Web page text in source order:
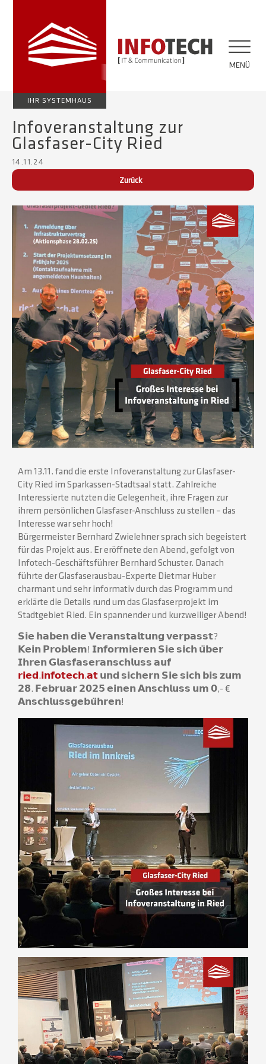
IHR SYSTEMHAUS
MENÜ
Infoveranstaltung zur
Glasfaser-City Ried
14.11.24
Zurück
Am 13.11. fand die erste Infoveranstaltung zur Glasfaser-
City Ried im Sparkassen-Stadtsaal statt. Zahlreiche
Interessierte nutzten die Gelegenheit, ihre Fragen zur
ihrem persönlichen Glasfaser-Anschluss zu stellen – das
Interesse war sehr hoch!
Bürgermeister Bernhard Zwielehner sprach sich begeistert
für das Projekt aus. Er eröffnete den Abend, gefolgt von
Infotech-Geschäftsführer Bernhard Schuster. Danach
führte der Glasfaserausbau-Experte Dietmar Huber
charmant und sehr informativ durch das Programm und
erklärte die Details rund um das Glasfaserprojekt im
Stadtgebiet Ried. Ein spannender und kurzweiliger Abend!
𝗦𝗶𝗲 𝗵𝗮𝗯𝗲𝗻 𝗱𝗶𝗲 𝗩𝗲𝗿𝗮𝗻𝘀𝘁𝗮𝗹𝘁𝘂𝗻𝗴 𝘃𝗲𝗿𝗽𝗮𝘀𝘀𝘁?
𝗞𝗲𝗶𝗻 𝗣𝗿𝗼𝗯𝗹𝗲𝗺! 𝗜𝗻𝗳𝗼𝗿𝗺𝗶𝗲𝗿𝗲𝗻 𝗦𝗶𝗲 𝘀𝗶𝗰𝗵 𝘂̈𝗯𝗲𝗿
𝗜𝗵𝗿𝗲𝗻 𝗚𝗹𝗮𝘀𝗳𝗮𝘀𝗲𝗿𝗮𝗻𝘀𝗰𝗵𝗹𝘂𝘀𝘀 𝗮𝘂𝗳
𝗿𝗶𝗲𝗱.𝗶𝗻𝗳𝗼𝘁𝗲𝗰𝗵.𝗮𝘁 𝘂𝗻𝗱 𝘀𝗶𝗰𝗵𝗲𝗿𝗻 𝗦𝗶𝗲 𝘀𝗶𝗰𝗵 𝗯𝗶𝘀 𝘇𝘂𝗺
𝟮𝟴. 𝗙𝗲𝗯𝗿𝘂𝗮𝗿 𝟮𝟬𝟮𝟱 𝗲𝗶𝗻𝗲𝗻 𝗔𝗻𝘀𝗰𝗵𝗹𝘂𝘀𝘀 𝘂𝗺 𝟬,- €
𝗔𝗻𝘀𝗰𝗵𝗹𝘂𝘀𝘀𝗴𝗲𝗯𝘂̈𝗵𝗿𝗲𝗻!